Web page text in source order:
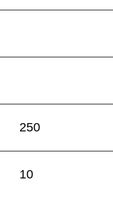
250
10